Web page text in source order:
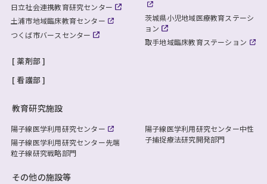
日立社会連携教育研究センター
土浦市地域臨床教育センター
つくば市バースセンター
茨城県小児地域医療教育ステーシ
ョン
取手地域臨床教育ステーション
薬剤部
看護部
教育研究施設
陽子線医学利用研究センター
陽子線医学利用研究センター先端
粒子線研究戦略部門
陽子線医学利用研究センター中性
子捕捉療法研究開発部門
その他の施設等